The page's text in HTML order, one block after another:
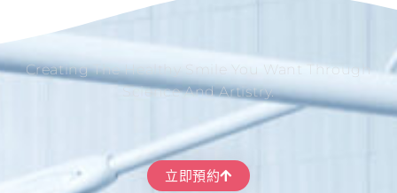
Creating The Healthy Smile You Want Through
Science And Artistry.
立即預約